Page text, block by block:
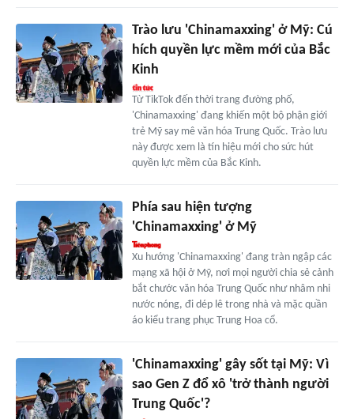
Trào lưu 'Chinamaxxing' ở Mỹ: Cú
hích quyền lực mềm mới của Bắc
Kinh
Từ TikTok đến thời trang đường phố,
'Chinamaxxing' đang khiến một bộ phận giới
trẻ Mỹ say mê văn hóa Trung Quốc. Trào lưu
này được xem là tín hiệu mới cho sức hút
quyền lực mềm của Bắc Kinh.
Phía sau hiện tượng
'Chinamaxxing' ở Mỹ
Xu hướng 'Chinamaxxing' đang tràn ngập các
mạng xã hội ở Mỹ, nơi mọi người chia sẻ cảnh
bắt chước văn hóa Trung Quốc như nhâm nhi
nước nóng, đi dép lê trong nhà và mặc quần
áo kiểu trang phục Trung Hoa cổ.
'Chinamaxxing' gây sốt tại Mỹ: Vì
sao Gen Z đổ xô 'trở thành người
Trung Quốc'?